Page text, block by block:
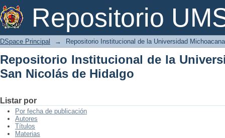
Repositorio
Repositorio Institucional de la
DSpace Principal → Repositorio Institucional de la Universidad
Repositorio Institucional de la
San Nicolás de Hidalgo
Listar por
Por fecha de publicación
Autores
Títulos
Materias